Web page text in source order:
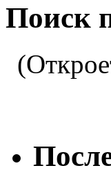
Поиск